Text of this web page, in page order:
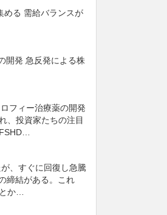
める 需給バランスが
開発 急反発による株
フィー治療薬の開発
、投資家たちの注目
、すぐに回復し急騰
締結がある。これ
か…